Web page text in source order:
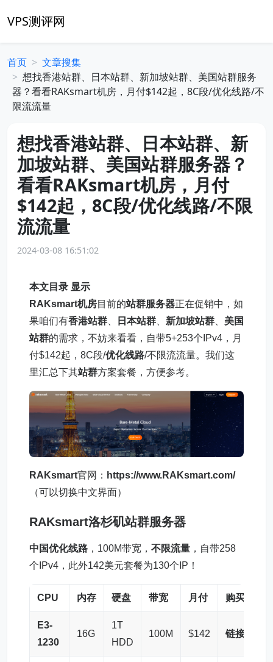
VPS测评网
首页
文章搜集
想找香港站群、日本站群、新加坡站群、美国站群服务
器？看看RAKsmart机房，月付$142起，8C段/优化线路/不
限流流量
想找香港站群、日本站群、新
加坡站群、美国站群服务器？
看看RAKsmart机房，月付
$142起，8C段/优化线路/不限
流流量
2024-03-08 16:51:02
本文目录 显示
RAKsmart机房目前的站群服务器正在促销中，如
果咱们有香港站群 日本站群 新加坡站群
美国
站群的需求，不妨来看看，自带5+253个IPv4，月
付$142起，8C段/优化线路/不限流流量。我们这
里汇总下其站群方案套餐，方便参考。
RAKsmart官网： https://www.RAKsmart.com/
（可以切换中文界面）
RAKsmart洛杉矶站群服务器
中国优化线路 ，100M带宽， 不限流量 ，自带258
个IPv4，此外142美元套餐为130个IP！
CPU 内存 硬盘 带宽 月付 购买
E3-
1230
16G
1T
HDD
100M $142 链接